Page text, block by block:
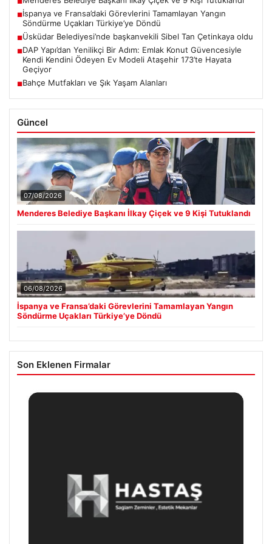
■İspanya ve Fransa’daki Görevlerini Tamamlayan Yangın
Söndürme Uçakları Türkiye’ye Döndü
■Üsküdar Belediyesi’nde başkanvekili Sibel Tan Çetinkaya oldu
■DAP Yapı’dan Yenilikçi Bir Adım: Emlak Konut Güvencesiyle
Kendi Kendini Ödeyen Ev Modeli Ataşehir 173’te Hayata
Geçiyor
■Bahçe Mutfakları ve Şık Yaşam Alanları
Güncel
07/08/2026
Menderes Belediye Başkanı İlkay Çiçek ve 9 Kişi Tutuklandı
06/08/2026
İspanya ve Fransa’daki Görevlerini Tamamlayan Yangın
Söndürme Uçakları Türkiye’ye Döndü
Son Eklenen Firmalar